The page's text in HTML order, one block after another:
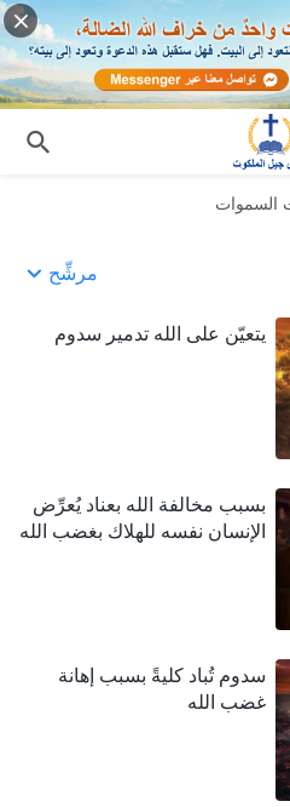
السموات
مرشِّح
يتعيّن على الله تدمير سدوم
بسبب مخالفة الله بعناد يُعرِّض
الإنسان نفسه للهلاك بغضب الله
سدوم تُباد كليةً بسبب إهانة
غضب الله